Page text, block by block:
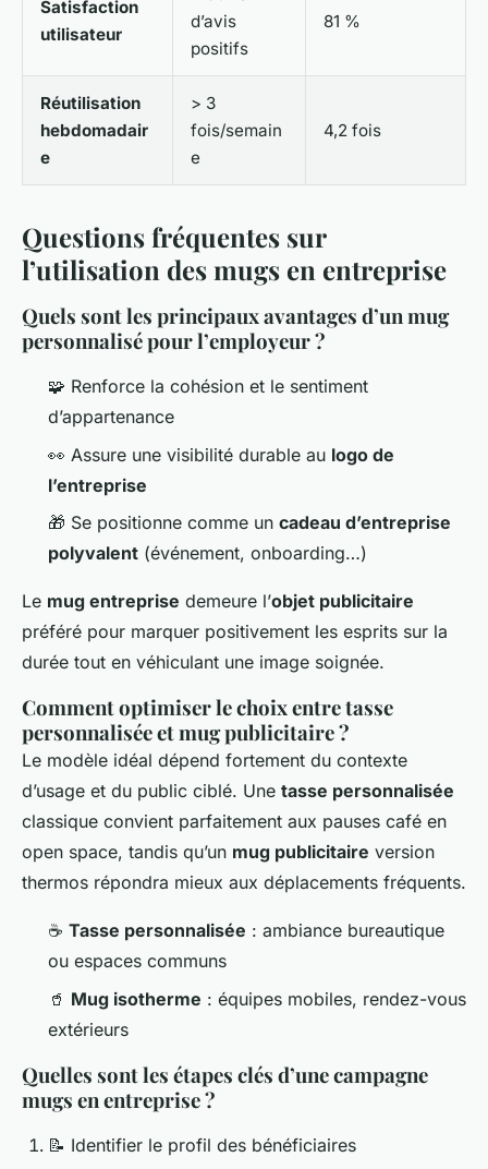
Satisfaction
utilisateur
d’avis
positifs
81 %
Réutilisation
hebdomadair
e
> 3
fois/semain
e
4,2 fois
Questions fréquentes sur
l’utilisation des mugs en entreprise
Quels sont les principaux avantages d’un mug
personnalisé pour l’employeur ?
🧩 Renforce la cohésion et le sentiment
d’appartenance
👀 Assure une visibilité durable au logo de
l’entreprise
🎁 Se positionne comme un cadeau d’entreprise
polyvalent (événement, onboarding…)
Le mug entreprise demeure l’objet publicitaire
préféré pour marquer positivement les esprits sur la
durée tout en véhiculant une image soignée.
Comment optimiser le choix entre tasse
personnalisée et mug publicitaire ?
Le modèle idéal dépend fortement du contexte
d’usage et du public ciblé. Une tasse personnalisée
classique convient parfaitement aux pauses café en
open space, tandis qu’un mug publicitaire version
thermos répondra mieux aux déplacements fréquents.
☕ Tasse personnalisée : ambiance bureautique
ou espaces communs
🥤 Mug isotherme : équipes mobiles, rendez-vous
extérieurs
Quelles sont les étapes clés d’une campagne
mugs en entreprise ?
📝 Identifier le profil des bénéficiaires